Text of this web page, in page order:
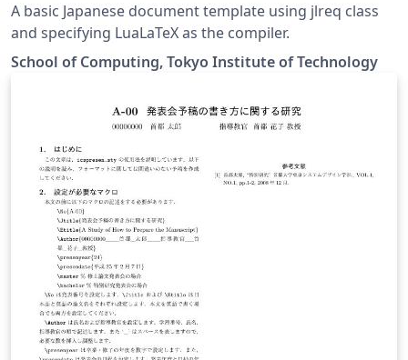
A basic Japanese document template using jlreq class
and specifying LuaLaTeX as the compiler.
School of Computing, Tokyo Institute of Technology